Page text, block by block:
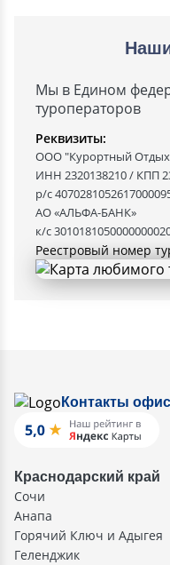
Мы в Едином
туроператоров
Реквизиты:
ООО "Курортный
ИНН 2320138210 / КПП
р/с
АО «АЛЬФА-БАНК»
к/с
Реестровый номер
Контакты
Краснодарский край
Сочи
Анапа
Горячий Ключ и Адыгея
Геленджик